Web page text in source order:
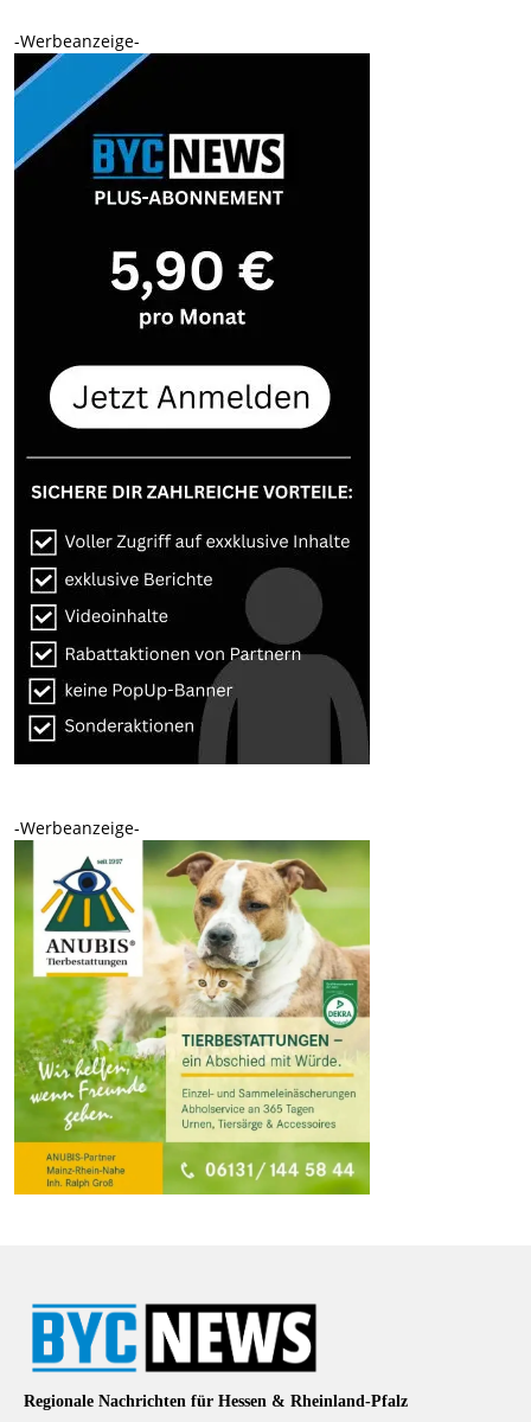
-Werbeanzeige-
-Werbeanzeige-
Regionale Nachrichten für Hessen & Rheinland-Pfalz